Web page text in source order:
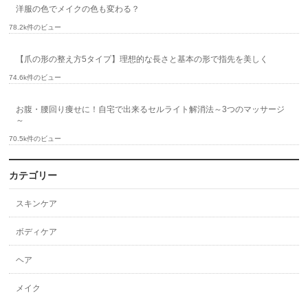
洋服の色でメイクの色も変わる？
78.2k件のビュー
【爪の形の整え方5タイプ】理想的な長さと基本の形で指先を美しく
74.6k件のビュー
お腹・腰回り痩せに！自宅で出来るセルライト解消法～3つのマッサージ
～
70.5k件のビュー
カテゴリー
スキンケア
ボディケア
ヘア
メイク